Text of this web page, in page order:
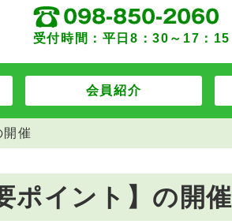
受付時間：平日8：30～17：15
会員紹介
催
ポイント】の開催